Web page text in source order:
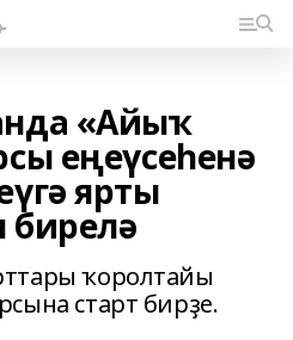
«Айыҡ
еңеүсеһенә
ярты
ҡоролтайы
старт бирҙе.